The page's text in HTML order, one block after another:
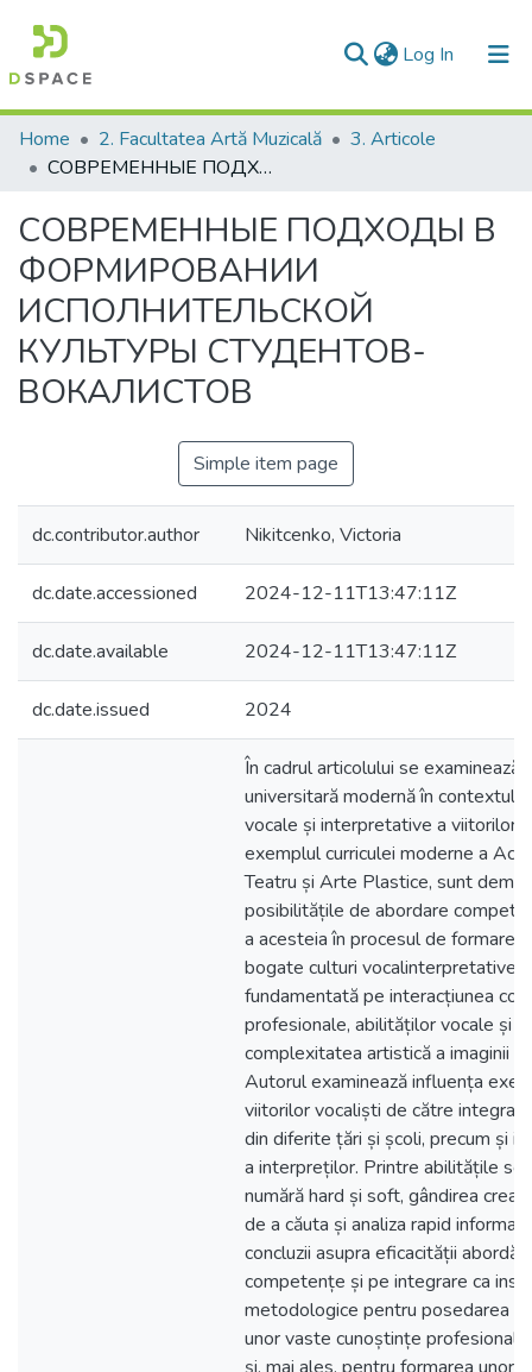
Log In (current)
Communities & Collections
All of DSpace
Statistics
Home 2. Facultatea Artă Muzicală
3. Articole
CОВРЕМЕННЫЕ ПОДХОДЫ В ФОРМИРОВАНИИ ИСПОЛНИТЕЛЬСКОЙ КУЛЬТУРЫ СТУДЕНТОВ-ВОКАЛИСТОВ
CОВРЕМЕННЫЕ ПОДХОДЫ В
ФОРМИРОВАНИИ
ИСПОЛНИТЕЛЬСКОЙ
КУЛЬТУРЫ СТУДЕНТОВ-
ВОКАЛИСТОВ
Simple item page
dc.contributor.author Nikitcenko, Victoria
dc.date.accessioned 2024-12-11T13:47:11Z
dc.date.available 2024-12-11T13:47:11Z
dc.date.issued 2024
În cadrul articolului se examinează
universitară modernă în contextul
vocale și interpretative a viitorilor
exemplul curriculei moderne a
Teatru și Arte Plastice, sunt
posibilitățile de abordare
a acesteia în procesul de formare
bogate culturi vocalinterpretative,
fundamentată pe interacțiunea
profesionale, abilităților vocale și
complexitatea artistică a imaginii
Autorul examinează influența
viitorilor vocaliști de către
din diferite țări și școli, precum și
a interpreților. Printre abilitățile
numără hard și soft, gândirea
de a căuta și analiza rapid
concluzii asupra eficacității
competențe și pe integrare ca
metodologice pentru posedarea
unor vaste cunoștințe